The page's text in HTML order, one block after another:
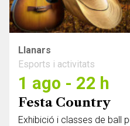
Llanars
Esports i activitats
1 ago - 22 h
Festa Country
Exhibició i classes de ball